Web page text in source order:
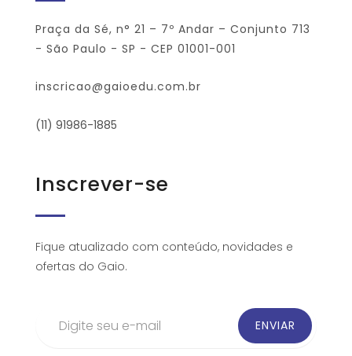
Praça da Sé, n° 21 – 7º Andar – Conjunto 713
- São Paulo - SP - CEP 01001-001
inscricao@gaioedu.com.br
(11) 91986-1885
Inscrever-se
Fique atualizado com conteúdo, novidades e
ofertas do Gaio.